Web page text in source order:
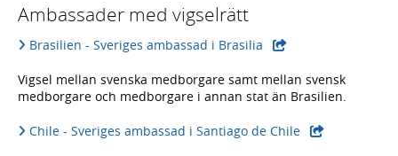
Ambassader med vigselrätt
Brasilien - Sveriges ambassad i Brasilia
Vigsel mellan svenska medborgare samt mellan svensk
medborgare och medborgare i annan stat än Brasilien.
Chile - Sveriges ambassad i Santiago de Chile